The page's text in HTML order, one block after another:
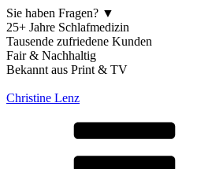
Sie haben Fragen? ▼
25+ Jahre Schlafmedizin
Tausende zufriedene Kunden
Fair & Nachhaltig
Bekannt aus Print & TV
Christine Lenz